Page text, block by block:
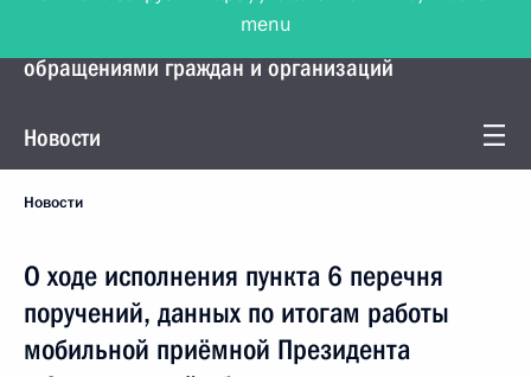
Управление Президента по работе с
обращениями граждан и организаций
Новости
Новости
О ходе исполнения пункта 6 перечня
поручений, данных по итогам работы
мобильной приёмной Президента